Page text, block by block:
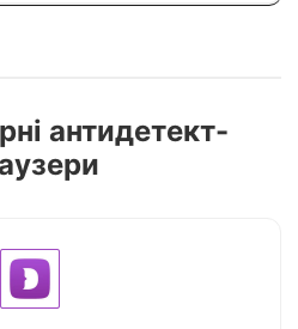
антидетект-